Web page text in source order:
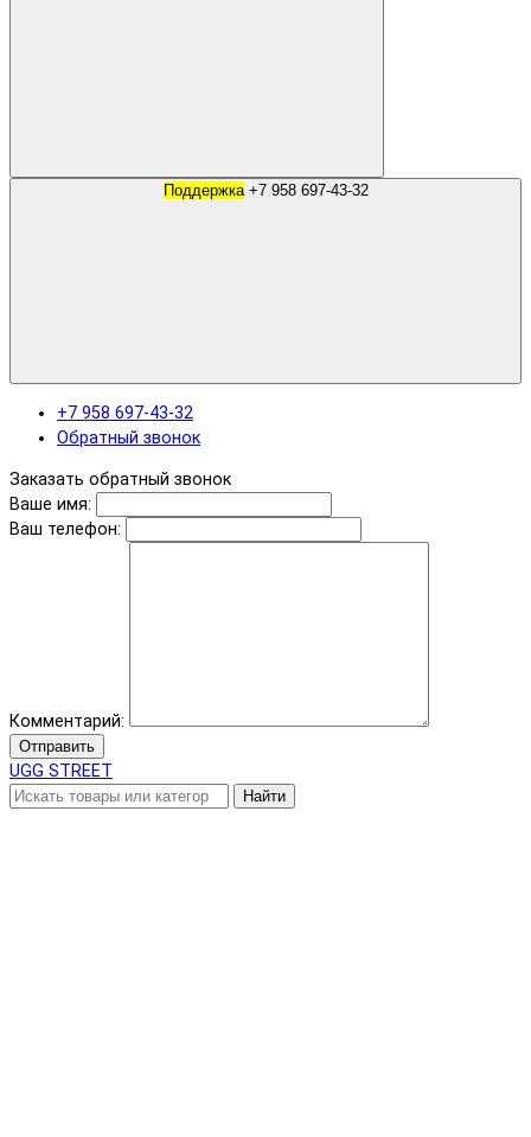
Поддержка +7 958 697-43-32
+7 958 697-43-32
Обратный звонок
Заказать обратный звонок
Ваше имя:
Ваш телефон:
Комментарий:
Отправить
UGG STREET
Найти